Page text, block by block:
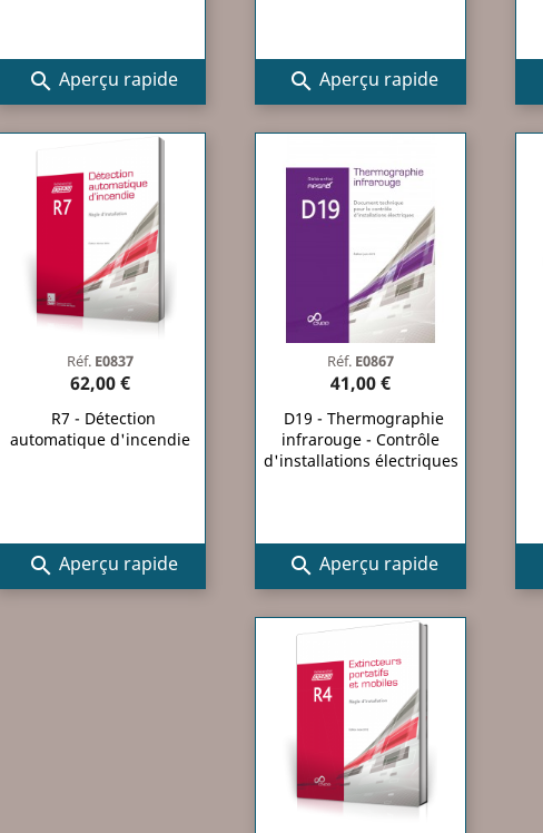
 Aperçu rapide  Aperçu rapide
Réf. E0837
62,00 €
R7 - Détection
automatique d'incendie
 Aperçu rapide
Réf. E0867
41,00 €
D19 - Thermographie
infrarouge - Contrôle
d'installations électriques
 Aperçu rapide